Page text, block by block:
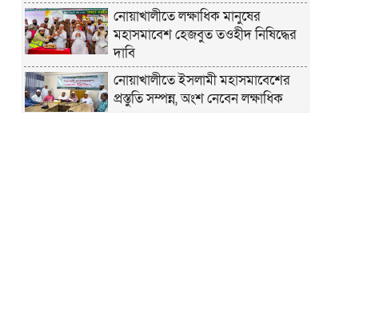
নোয়াখালীতে লক্ষাধিক মানুষের
মহাসমাবেশ হেজবুত তওহীদ নিষিদ্ধের
দাবি
নোয়াখালীতে ইসলামী মহাসমাবেশের
প্রস্তুতি সম্পন্ন, অংশ নেবেন লক্ষাধিক
মানুষ